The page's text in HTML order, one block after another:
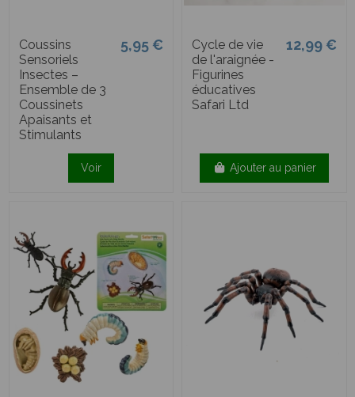
Coussins
Sensoriels
Insectes –
Ensemble de 3
Coussinets
Apaisants et
Stimulants
5,95 €
Voir
Cycle de vie
de l'araignée -
Figurines
éducatives
Safari Ltd
12,99 €
Ajouter au panier